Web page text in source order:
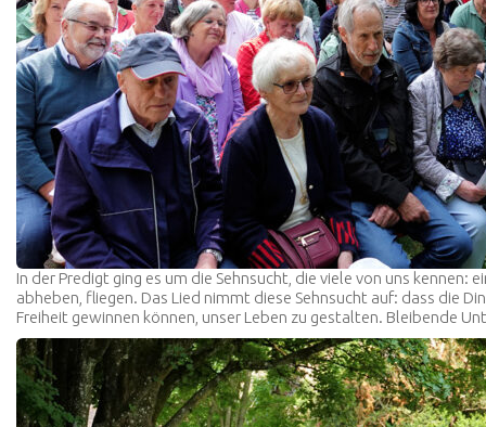
In der Predigt ging es um die Sehnsucht, die viele von uns
abheben, fliegen. Das Lied nimmt diese Sehnsucht auf: dass die
Freiheit gewinnen können, unser Leben zu gestalten. Bleibende